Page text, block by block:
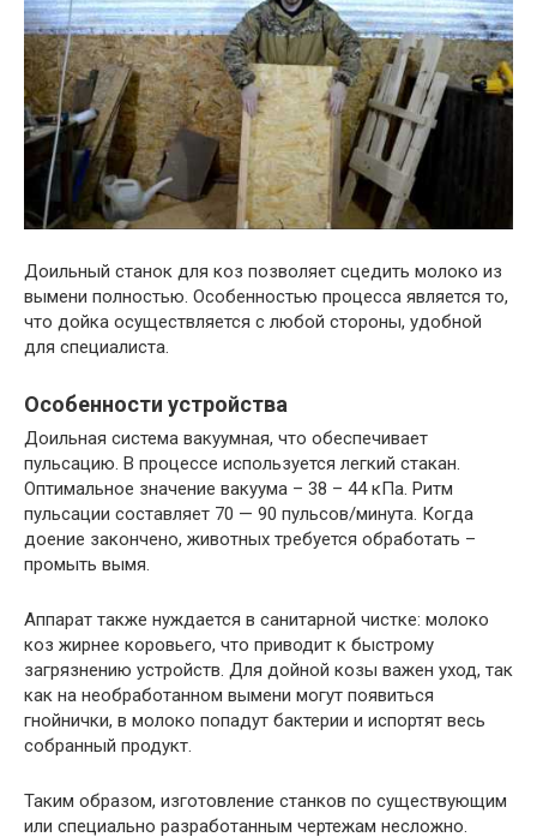
Доильный станок для коз позволяет сцедить молоко из
вымени полностью. Особенностью процесса является то,
что дойка осуществляется с любой стороны, удобной
для специалиста.
Особенности устройства
Доильная система вакуумная, что обеспечивает
пульсацию. В процессе используется легкий стакан.
Оптимальное значение вакуума – 38 – 44 кПа. Ритм
пульсации составляет 70 — 90 пульсов/минута. Когда
доение закончено, животных требуется обработать –
промыть вымя.
Аппарат также нуждается в санитарной чистке: молоко
коз жирнее коровьего, что приводит к быстрому
загрязнению устройств. Для дойной козы важен уход, так
как на необработанном вымени могут появиться
гнойнички, в молоко попадут бактерии и испортят весь
собранный продукт.
Таким образом, изготовление станков по существующим
или специально разработанным чертежам несложно.